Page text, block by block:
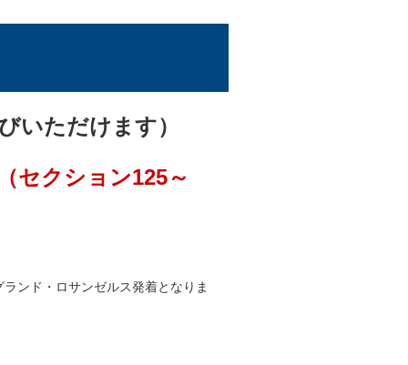
いただけます）
セクション125～
ンド・ロサンゼルス発着となりま